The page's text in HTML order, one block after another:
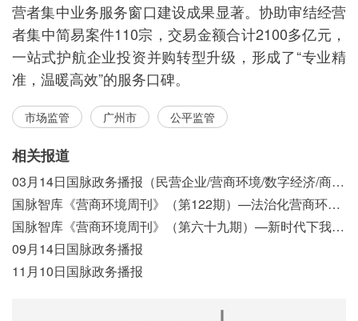
营者集中业务服务窗口建设成果显著。协助审结经营
者集中简易案件110宗，交易金额合计2100多亿元，
一站式护航企业投资并购转型升级，形成了“专业精
准，温暖高效”的服务口碑。
市场监管 广州市 公平监管
相关报道
03月14日国脉政务播报（民营企业/营商环境/数字经济/商事制度改革）
国脉智库《营商环境周刊》（第122期）—法治化营商环境视域下我国行政执法公示制度浅析
国脉智库《营商环境周刊》（第六十九期）—新时代下我国营商环境标准体系构建初探
09月14日国脉政务播报
11月10日国脉政务播报